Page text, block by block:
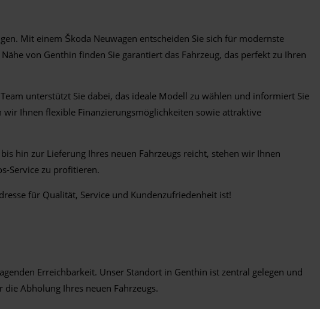
Mit einem Škoda Neuwagen entscheiden Sie sich für modernste
von Genthin finden Sie garantiert das Fahrzeug, das perfekt zu Ihren
unterstützt Sie dabei, das ideale Modell zu wählen und informiert Sie
Ihnen flexible Finanzierungsmöglichkeiten sowie attraktive
hin zur Lieferung Ihres neuen Fahrzeugs reicht, stehen wir Ihnen
Service zu profitieren.
für Qualität, Service und Kundenzufriedenheit ist!
Erreichbarkeit. Unser Standort in Genthin ist zentral gelegen und
Abholung Ihres neuen Fahrzeugs.